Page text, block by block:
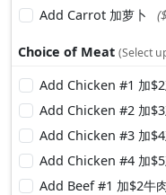
Add Carrot 加萝卜
Choice of Meat (Select
Add Chicken #1 加
Add Chicken #2 加
Add Chicken #3 加
Add Chicken #4 加
Add Beef #1 加$2牛